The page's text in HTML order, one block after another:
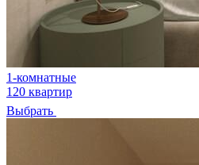
1-комнатные
120 квартир
Выбрать